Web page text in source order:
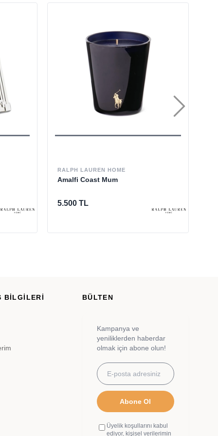
RALPH LAUREN HOME
Amalfi Coast Mum
5.500 TL
BİLGİLERİ BÜLTEN
Kampanya ve
yeniliklerden haberdar
olmak için abone olun!
Abone Ol
Üyelik koşullarını kabul
ediyor, kişisel verilerimin